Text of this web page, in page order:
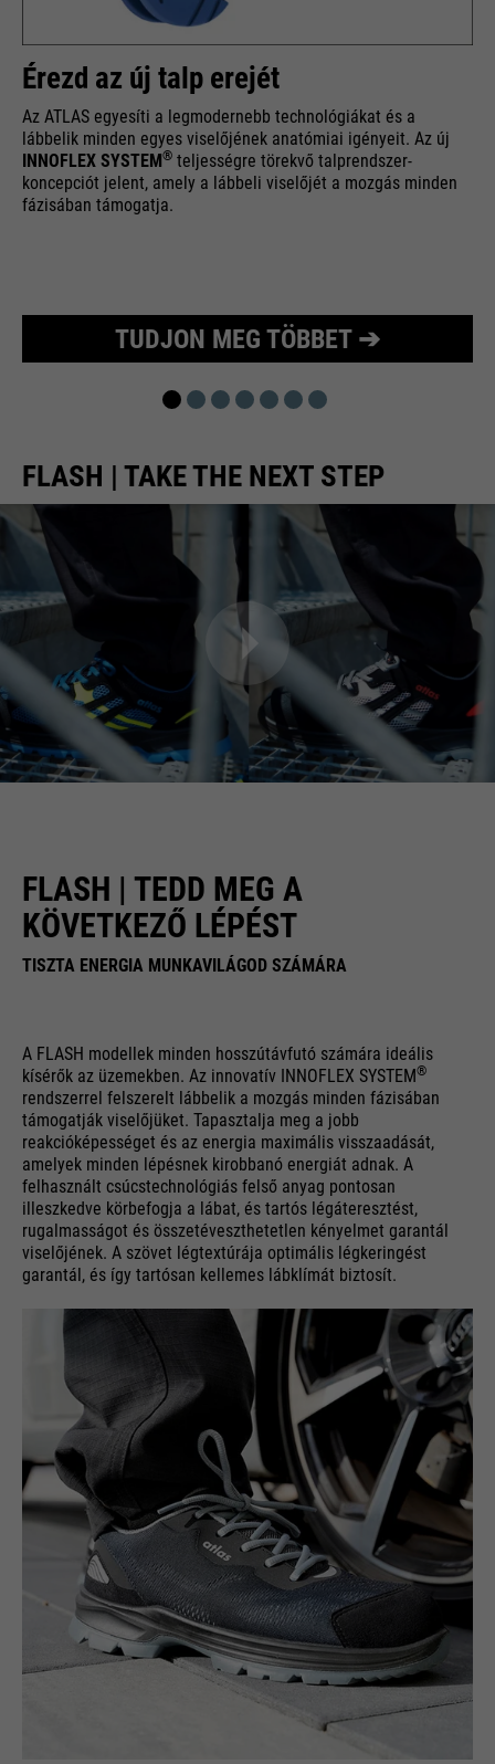
Érezd az új talp erejét
Az ATLAS egyesíti a legmodernebb technológiákat és a
lábbelik minden egyes viselőjének anatómiai igényeit. Az új
INNOFLEX SYSTEM® teljességre törekvő talprendszer-
koncepciót jelent, amely a lábbeli viselőjét a mozgás minden
fázisában támogatja.
TUDJON MEG TÖBBET ➔
FLASH | TAKE THE NEXT STEP
FLASH | TEDD MEG A
KÖVETKEZŐ LÉPÉST
TISZTA ENERGIA MUNKAVILÁGOD SZÁMÁRA
A FLASH modellek minden hosszútávfutó számára ideális
kísérők az üzemekben. Az innovatív INNOFLEX SYSTEM®
rendszerrel felszerelt lábbelik a mozgás minden fázisában
támogatják viselőjüket. Tapasztalja meg a jobb
reakcióképességet és az energia maximális visszaadását,
amelyek minden lépésnek kirobbanó energiát adnak. A
felhasznált csúcstechnológiás felső anyag pontosan
illeszkedve körbefogja a lábat, és tartós légáteresztést,
rugalmasságot és összetéveszthetetlen kényelmet garantál
viselőjének. A szövet légtextúrája optimális légkeringést
garantál, és így tartósan kellemes lábklímát biztosít.